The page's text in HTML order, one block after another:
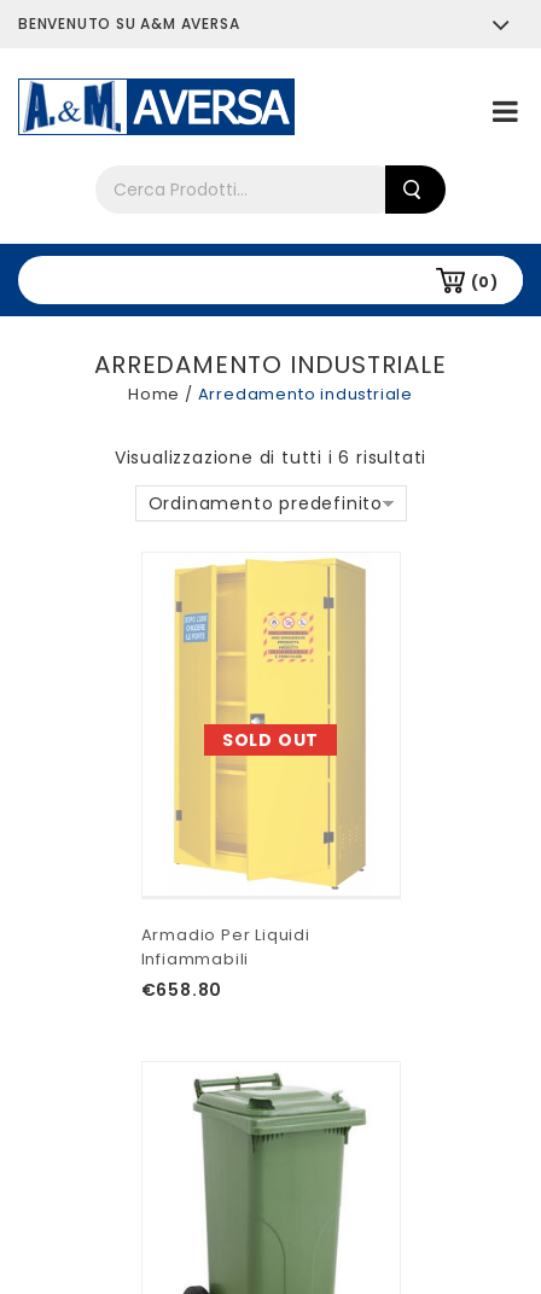
BENVENUTO SU A&M AVERSA
(0)
ARREDAMENTO INDUSTRIALE
Home / Arredamento industriale
Visualizzazione di tutti i 6 risultati
Ordinamento predefinito
SOLD OUT
Armadio Per Liquidi
Infiammabili
€658.80